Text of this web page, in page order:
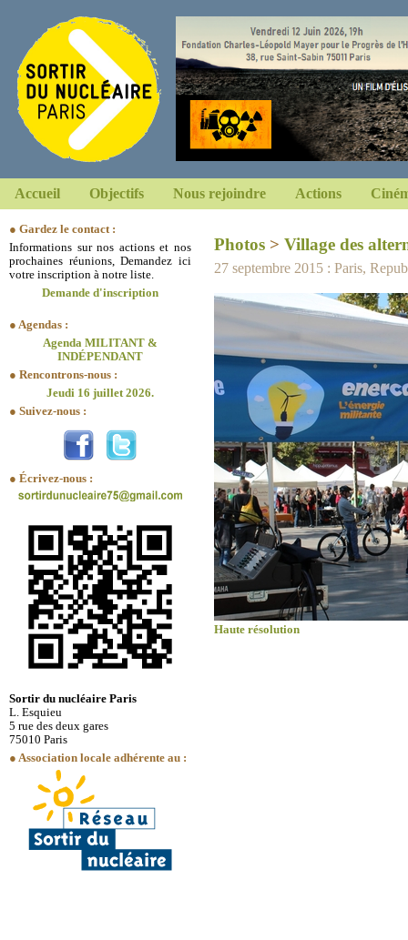
Accueil Objectifs Nous rejoindre Actions
● Gardez le contact :
Informations sur nos actions et nos
prochaines réunions, Demandez ici
votre inscription à notre liste.
Demande d'inscription
● Agendas :
Agenda MILITANT &
INDÉPENDANT
● Rencontrons-nous :
Jeudi 16 juillet 2026.
● Suivez-nous :
● Écrivez-nous :
Sortir du nucléaire Paris
L. Esquieu
5 rue des deux gares
75010 Paris
● Association locale adhérente au :
Photos > Village des
27 septembre 2015 : Paris,
Haute résolution